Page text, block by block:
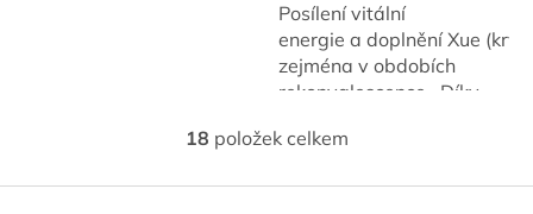
Posílení vitální
energie a doplnění Xue
zejména v obdobích
rekonvalescence. Díky
kozinci podporuje
O
l
18 položek celkem
Z